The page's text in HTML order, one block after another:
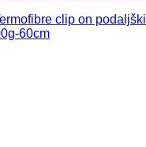
clip on podaljški
60cm